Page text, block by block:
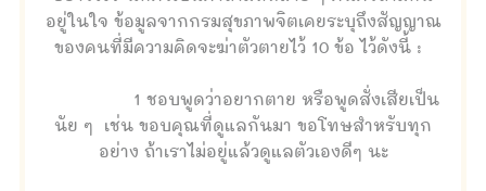
อยู่ในใจ ข้อมูลจากกรมสุขภาพจิตเคยระบุถึงสัญญาณ
ของคนที่มีความคิดจะฆ่าตัวตายไว้ 10 ข้อ ไว้ดังนี้ :
1 ชอบพูดว่าอยากตาย หรือพูดสั่งเสียเป็น
นัย ๆ เช่น ขอบคุณที่ดูแลกันมา ขอโทษสำหรับทุก
อย่าง ถ้าเราไม่อยู่แล้วดูแลตัวเองดีๆ นะ